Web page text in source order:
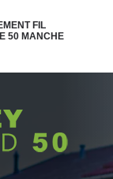
FIL
50 MANCHE